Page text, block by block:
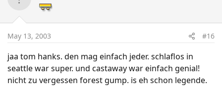
May 13, 2003 #16
jaa tom hanks. den mag einfach jeder. schlaflos in
seattle war super. und castaway war einfach genial!
nicht zu vergessen forest gump. is eh schon legende.